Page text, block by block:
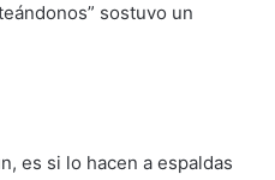
sostuvo un
es si lo hacen a espaldas